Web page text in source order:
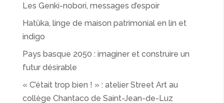
Les Genki-nobori, messages d’espoir
Hatüka, linge de maison patrimonial en lin et
indigo
Pays basque 2050 : imaginer et construire un
futur désirable
« C’était trop bien ! » : atelier Street Art au
collège Chantaco de Saint-Jean-de-Luz